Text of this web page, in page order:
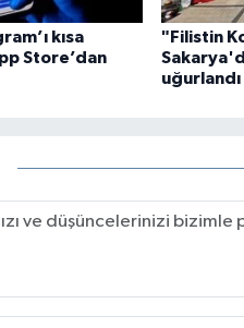
kısa
Store’dan
"Filistin
uğurlandı